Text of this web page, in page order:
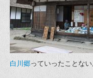
白川郷っていったことな